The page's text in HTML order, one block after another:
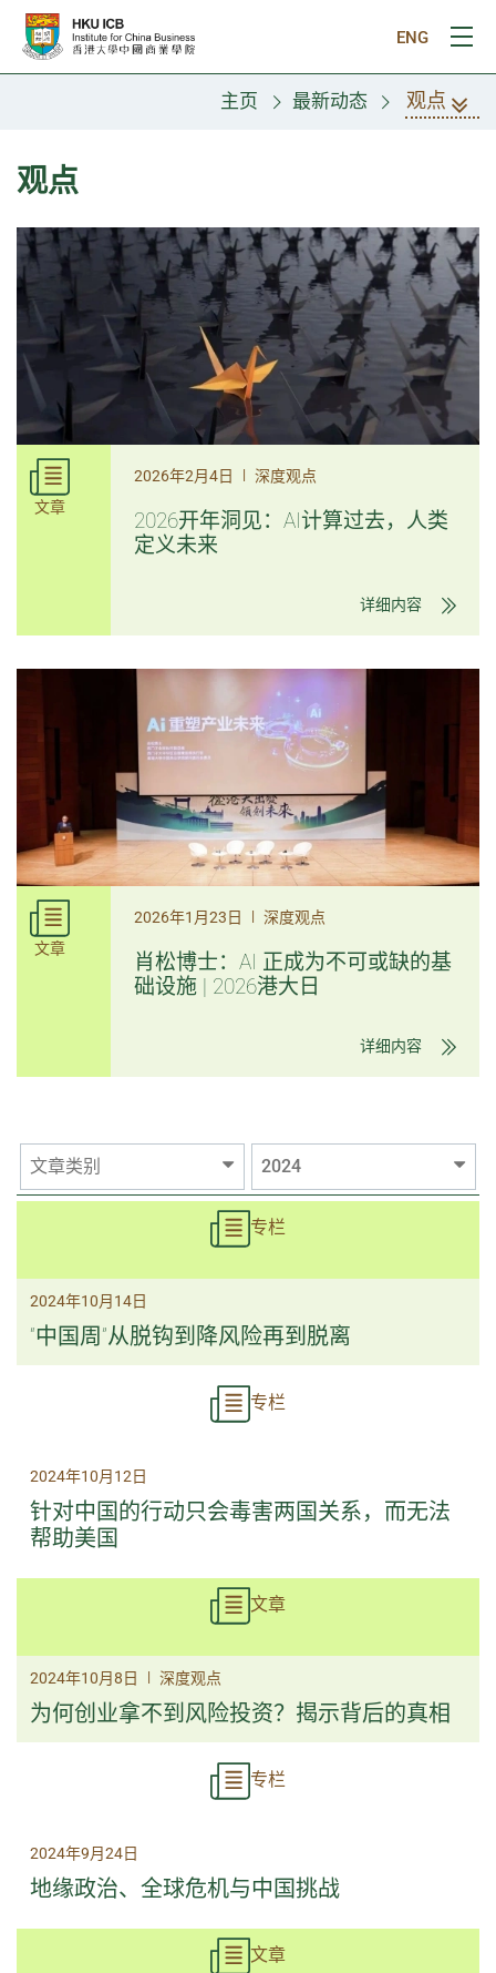
跳往主要内容
ENG
打
主页 最新动态 观点
观点
文章
2026年2月4日 | 深度观点
2026开年洞见：AI计算过去，人类
定义未来
详细内容
文章
2026年1月23日 | 深度观点
肖松博士：AI 正成为不可或缺的基
础设施 | 2026港大日
详细内容
文章类别 2024
专栏
2024年10月14日
“中国周”从脱钩到降风险再到脱离
专栏
2024年10月12日
针对中国的行动只会毒害两国关系，而无法
帮助美国
文章
2024年10月8日 | 深度观点
为何创业拿不到风险投资？揭示背后的真相
专栏
2024年9月24日
地缘政治、全球危机与中国挑战
文章